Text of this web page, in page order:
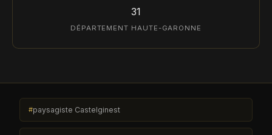
31
DÉPARTEMENT HAUTE-GARONNE
paysagiste Castelginest